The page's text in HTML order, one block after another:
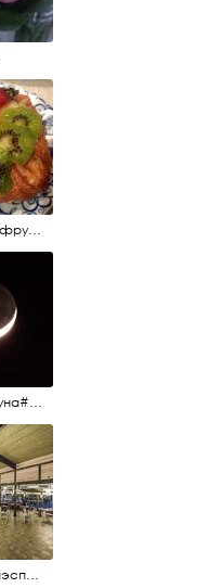
#выпечка#фрукты#пекарня#зима
#месяц#луна#африканскаялуна#moon#moon🌙
#ресторанэспиля#restaurantaspils#aspila#candidates#эспланада#концертнаяэстрада